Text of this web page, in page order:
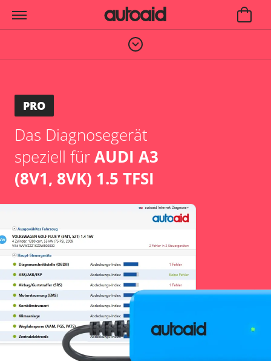
PRO
Das Diagnosegerät
speziell fürAUDI A3
(8V1, 8VK) 1.5 TFSI